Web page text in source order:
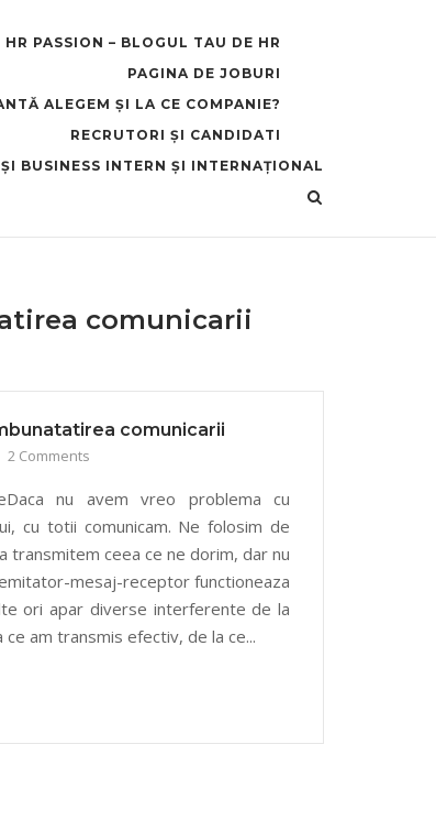
HR PASSION – BLOGUL TAU DE HR
PAGINA DE JOBURI
ALEGEM ȘI LA CE COMPANIE?
RECRUTORI ȘI CANDIDATI
BUSINESS INTERN ȘI INTERNAȚIONAL
comunicarii
comunicarii
2 Comments
nu avem vreo problema cu
cu totii comunicam. Ne folosim de
transmitem ceea ce ne dorim, dar nu
mesaj-receptor functioneaza
ori apar diverse interferente de la
ce am transmis efectiv, de la ce...